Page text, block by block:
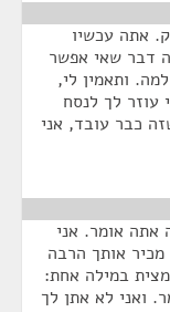
אתה עכשיו
דבר שאי אפשר
ותאמין לי,
עוזר לך לנסח
כבר עובד, אני
אתה אומר. אני
מכיר אותך הרבה
במילה אחת:
ואני לא אתן לך